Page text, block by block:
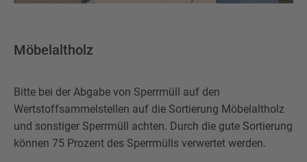
Möbelaltholz
Bitte bei der Abgabe von Sperrmüll auf den
Wertstoffsammelstellen auf die Sortierung Möbelaltholz
und sonstiger Sperrmüll achten. Durch die gute Sortierung
können 75 Prozent des Sperrmülls verwertet werden.